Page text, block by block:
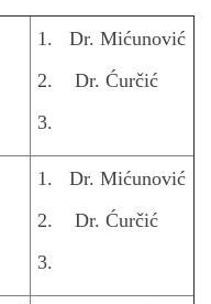
1. Dr. Mićunović
2. Dr. Ćurčić
3.
1. Dr. Mićunović
2. Dr. Ćurčić
3.